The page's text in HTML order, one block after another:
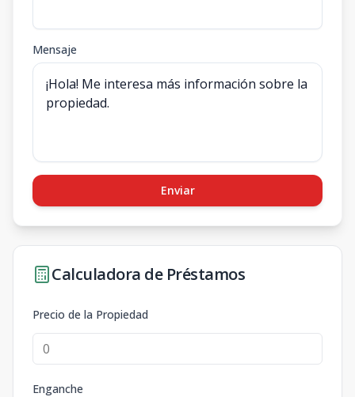
Mensaje
Enviar
Calculadora de Préstamos
Precio de la Propiedad
Enganche